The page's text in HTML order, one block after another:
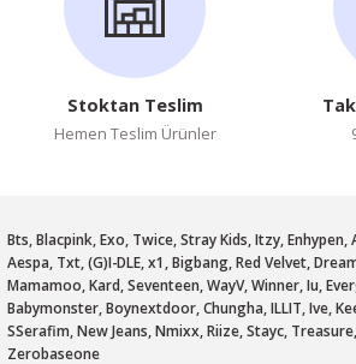
Stoktan Teslim
Hemen Teslim Ürünler
Bts, Blacpink, Exo, Twice, Stray Kids, Itzy, Enhypen,
Aespa, Txt, (G)I-DLE, x1, Bigbang, Red Velvet,
Mamamoo, Kard, Seventeen, WayV, Winner, Iu,
Babymonster, Boynextdoor, Chungha, ILLIT, Ive,
SSerafim, New Jeans, Nmixx, Riize, Stayc,
Zerobaseone